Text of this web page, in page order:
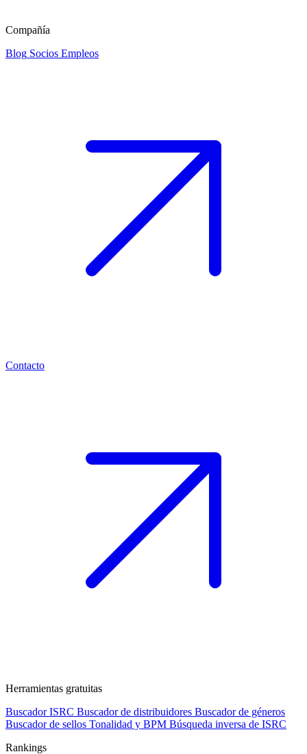
Compañía
Blog Socios Empleos
Contacto
Herramientas gratuitas
Buscador ISRC Buscador de distribuidores Buscador de géneros
Buscador de sellos Tonalidad y BPM Búsqueda inversa de ISRC
Rankings